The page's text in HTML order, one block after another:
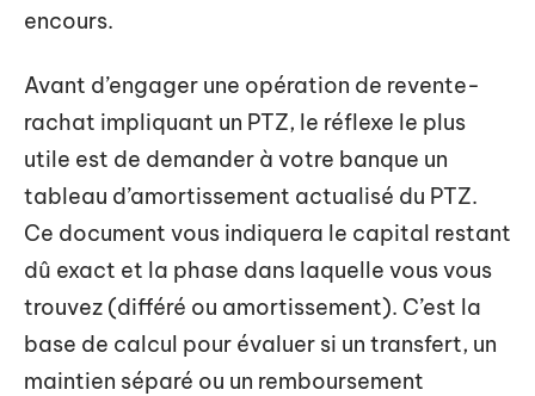
encours.
Avant d’engager une opération de revente-
rachat impliquant un PTZ, le réflexe le plus
utile est de demander à votre banque un
tableau d’amortissement actualisé du PTZ.
Ce document vous indiquera le capital restant
dû exact et la phase dans laquelle vous vous
trouvez (différé ou amortissement). C’est la
base de calcul pour évaluer si un transfert, un
maintien séparé ou un remboursement